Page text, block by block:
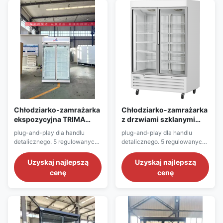
oświetlenie LED, wentylator
EC, termostat cyfrowy.
Panoramiczne panele
końcowe, kolory
niestandardowe. Opcjonalny
falownik, lustrzane/pełne
końcówki, zderzak, drzwi
przesuwne (N/
agregatu chłodniczego,
potrójne szkło przeciwmgielne
do zamrażarki.
Niestandardowe kolory.
Opcjonalny wentylator EBM
EC, falownik. 4 rozmiary:
680/1250/1875/2500mm.
Pomysł
Chłodziarko-zamrażarka
ekspozycyjna TRIMA
Series R290 z drzwiami
szklanymi
plug-and-play dla handlu
detalicznego. 5 regulowanych
zawieszkami, pionowe
oświetlenie LED, wentylator
skraplacza EBM, termostat
szkło Low-E do agregatu
chłodniczego, potrójne
zabezpieczenie przed
Uzyskaj najlepszą
cenę
Chłodziarko-zamrażarka
z drzwiami szklanymi
KBGDM Series R290 z
inwerterem
plug-and-play dla handlu
detalicznego. 5 regulowanych
zawieszkami, pionowe
oświetlenie LED, wentylator
SAWEI EC, termostat Dixell.
Low-E do agregatu
chłodniczego, potrójne
zabezpieczenie przed
Uzyskaj najlepszą
cenę